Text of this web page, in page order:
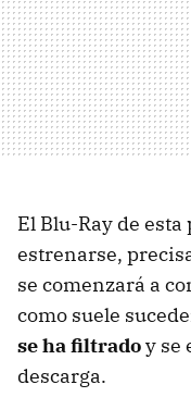
El Blu-Ray de
estrenarse,
se comenzará a
como suele
se ha filtradoy se
descarga.